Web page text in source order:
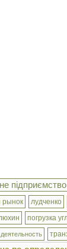
підприємство
рынок лудченко
погрузка